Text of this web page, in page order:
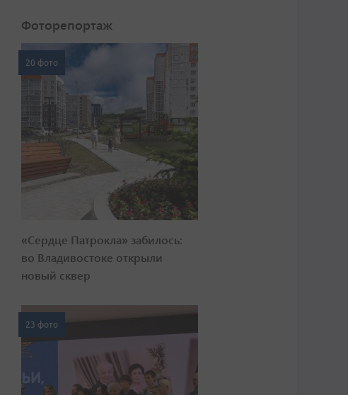
Фоторепортаж
20 фото
«Сердце Патрокла» забилось:
во Владивостоке открыли
новый сквер
23 фото